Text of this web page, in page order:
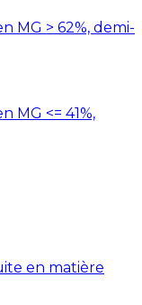
MG > 62%, demi-
MG <= 41%,
en matière